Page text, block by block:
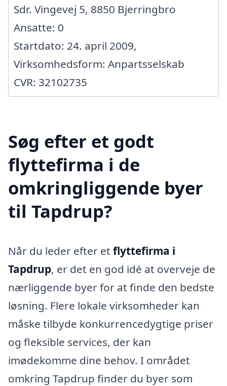
Sdr. Vingevej 5, 8850 Bjerringbro
Ansatte: 0
Startdato: 24. april 2009,
Virksomhedsform: Anpartsselskab
CVR: 32102735
Søg efter et godt
flyttefirma i de
omkringliggende byer
til Tapdrup?
Når du leder efter et flyttefirma i
Tapdrup, er det en god idé at overveje de
nærliggende byer for at finde den bedste
løsning. Flere lokale virksomheder kan
måske tilbyde konkurrencedygtige priser
og fleksible services, der kan
imødekomme dine behov. I området
omkring Tapdrup finder du byer som